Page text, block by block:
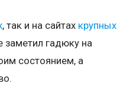
, так и на сайтах крупных
заметил гадюку на
состоянием, а